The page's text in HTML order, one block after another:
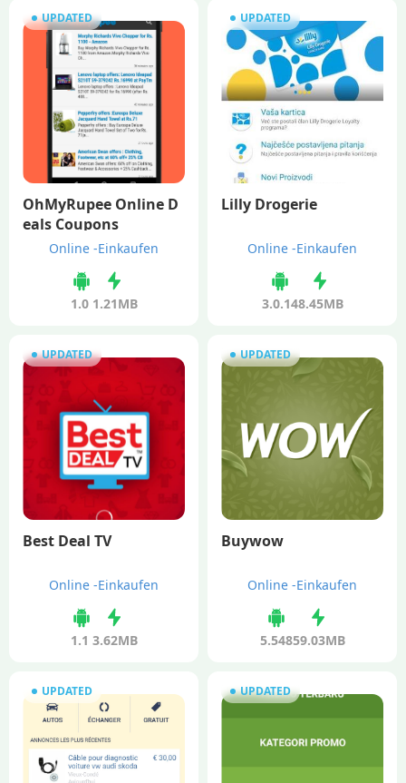
UPDATED
OhMyRupee Online D
eals Coupons
Online -Einkaufen
1.0 1.21MB
UPDATED
Lilly Drogerie
Online -Einkaufen
3.0.148.45MB
UPDATED
Best Deal TV
Online -Einkaufen
1.1 3.62MB
UPDATED
Buywow
Online -Einkaufen
5.54859.03MB
UPDATED UPDATED